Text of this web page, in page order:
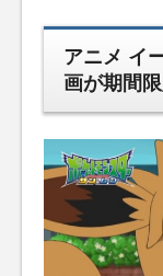
アニメ イ
画が期間